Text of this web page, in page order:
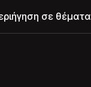
σε θέματα